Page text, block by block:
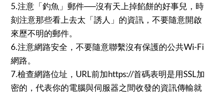
5.注意「釣魚」郵件──沒有天上掉餡餅的好事兒，時
刻注意那些看上去太「誘人」的資訊，不要隨意開啟
來歷不明的郵件。
6.注意網路安全，不要隨意聯繫沒有保護的公共Wi-Fi
網路。
7.檢查網路位址，URL前加https://首碼表明是用SSL加
密的，代表你的電腦與伺服器之間收發的資訊傳輸就